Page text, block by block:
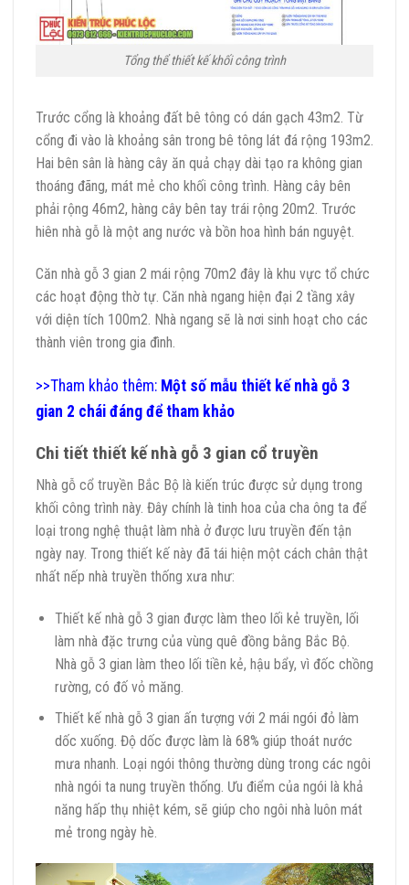
Tổng thể thiết kế khối công trình
Trước cổng là khoảng đất bê tông có dán gạch 43m2. Từ
cổng đi vào là khoảng sân trong bê tông lát đá rộng 193m2.
Hai bên sân là hàng cây ăn quả chạy dài tạo ra không gian
thoáng đãng, mát mẻ cho khối công trình. Hàng cây bên
phải rộng 46m2, hàng cây bên tay trái rộng 20m2. Trước
hiên nhà gỗ là một ang nước và bồn hoa hình bán nguyệt.
Căn nhà gỗ 3 gian 2 mái rộng 70m2 đây là khu vực tổ chức
các hoạt động thờ tự. Căn nhà ngang hiện đại 2 tầng xây
với diện tích 100m2. Nhà ngang sẽ là nơi sinh hoạt cho các
thành viên trong gia đình.
>>Tham khảo thêm: Một số mẫu thiết kế nhà gỗ 3
gian 2 chái đáng để tham khảo
Chi tiết thiết kế nhà gỗ 3 gian cổ truyền
Nhà gỗ cổ truyền Bắc Bộ là kiến trúc được sử dụng trong
khối công trình này. Đây chính là tinh hoa của cha ông ta để
loại trong nghệ thuật làm nhà ở được lưu truyền đến tận
ngày nay. Trong thiết kế này đã tái hiện một cách chân thật
nhất nếp nhà truyền thống xưa như:
Thiết kế nhà gỗ 3 gian được làm theo lối kẻ truyền, lối
làm nhà đặc trưng của vùng quê đồng bằng Bắc Bộ.
Nhà gỗ 3 gian làm theo lối tiền kẻ, hậu bẩy, vì đốc chồng
rường, có đố vỏ măng.
Thiết kế nhà gỗ 3 gian ấn tượng với 2 mái ngói đỏ làm
dốc xuống. Độ dốc được làm là 68% giúp thoát nước
mưa nhanh. Loại ngói thông thường dùng trong các ngôi
nhà ngói ta nung truyền thống. Ưu điểm của ngói là khả
năng hấp thụ nhiệt kém, sẽ giúp cho ngôi nhà luôn mát
mẻ trong ngày hè.